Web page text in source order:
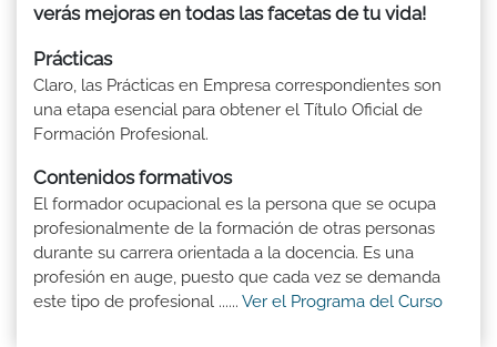
verás mejoras en todas las facetas de tu vida!
Prácticas
Claro, las Prácticas en Empresa correspondientes son
una etapa esencial para obtener el Título Oficial de
Formación Profesional.
Contenidos formativos
El formador ocupacional es la persona que se ocupa
profesionalmente de la formación de otras personas
durante su carrera orientada a la docencia. Es una
profesión en auge, puesto que cada vez se demanda
este tipo de profesional ...... Ver el Programa del Curso